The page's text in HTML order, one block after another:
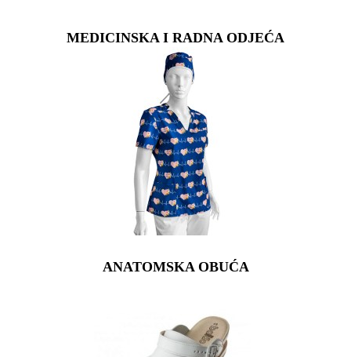
MEDICINSKA I RADNA ODJEĆA
ANATOMSKA OBUĆA